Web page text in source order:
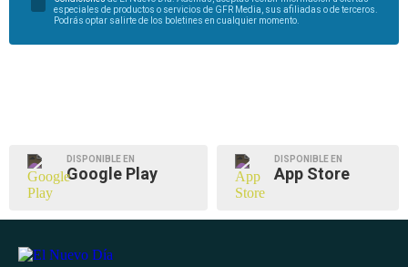
especiales de productos o servicios de GFR Media, sus afiliadas o de terceros.
Podrás optar salirte de los boletines en cualquier momento.
DISPONIBLE EN
Google Play
DISPONIBLE EN
App Store